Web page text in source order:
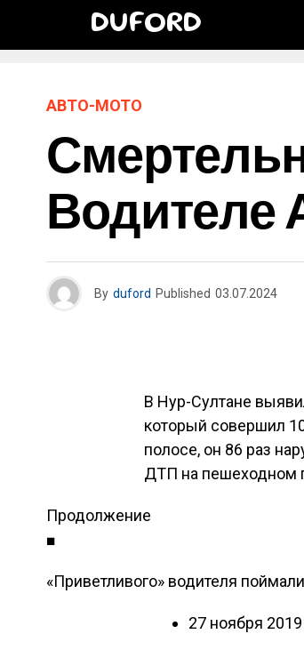
DUFORD
АВТО-МОТО
Водителе
By duford Published 03.07.2024
В Нур-Султане
который совершил
полосе, он 86 раз
ДТП на пешеходном
Продолжение
■
«Приветливого» водителя
27 ноября